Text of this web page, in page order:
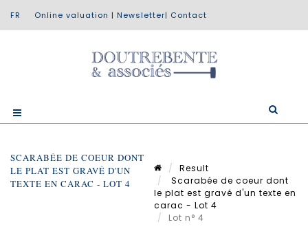
Online valuation | Newsletter| Contact
SCARABÉE DE COEUR DONT
LE PLAT EST GRAVÉ D'UN
TEXTE EN CARAC - LOT 4
Result
Scarabée de coeur dont
le plat est gravé d'un texte en
carac - Lot 4
Lot n° 4